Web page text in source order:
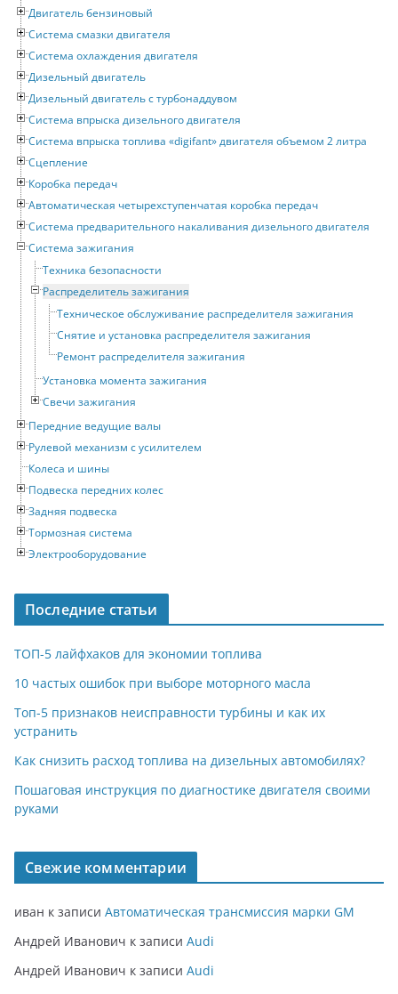
Двигатель бензиновый
Система смазки двигателя
Система охлаждения двигателя
Дизельный двигатель
Дизельный двигатель с турбонаддувом
Система впрыска дизельного двигателя
Система впрыска топлива «digifant» двигателя объемом 2 литра
Сцепление
Коробка передач
Автоматическая четырехступенчатая коробка передач
Система предварительного накаливания дизельного двигателя
Система зажигания
Техника безопасности
Распределитель зажигания
Техническое обслуживание распределителя зажигания
Снятие и установка распределителя зажигания
Ремонт распределителя зажигания
Установка момента зажигания
Свечи зажигания
Передние ведущие валы
Рулевой механизм с усилителем
Колеса и шины
Подвеска передних колес
Задняя подвеска
Тормозная система
Электрооборудование
Последние статьи
ТОП-5 лайфхаков для экономии топлива
10 частых ошибок при выборе моторного масла
Топ-5 признаков неисправности турбины и как их
устранить
Как снизить расход топлива на дизельных автомобилях?
Пошаговая инструкция по диагностике двигателя своими
руками
Свежие комментарии
иван к записи Автоматическая трансмиссия марки GM
Андрей Иванович к записи Audi
Андрей Иванович к записи Audi